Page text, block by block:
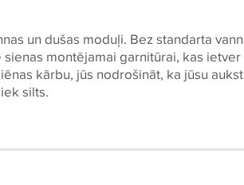
un dušas moduļi. Bez standarta
sienas montējamai garnitūrai, kas
kārbu, jūs nodrošināt, ka jūsu
silts.